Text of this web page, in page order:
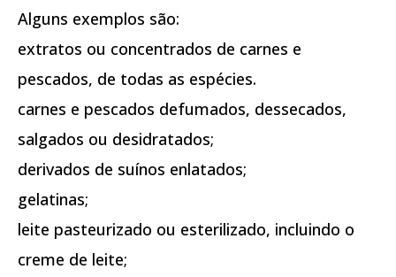
Alguns exemplos são:
extratos ou concentrados de carnes e
pescados, de todas as espécies.
carnes e pescados defumados, dessecados,
salgados ou desidratados;
derivados de suínos enlatados;
gelatinas;
leite pasteurizado ou esterilizado, incluindo o
creme de leite;